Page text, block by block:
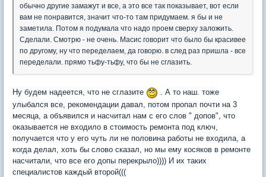
обычно другие замажут и все, а это все так показывает, вот если
вам не понравится, значит что-то там придумаем. я бы и не
заметила. Потом я подумала что надо проем сверху заложить.
Сделали. Смотрю - не очень. Масис говорит что было бы красивее
по другому, ну что переделаем, да говорю. в след раз пришла - все
переделали. прямо тьфу-тьфу, что бы не сглазить.
Ну будем надеется, что не сглазите
. А то наш. тоже
улыбался все, рекомендации давал, потом пропал почти на 3
месяца, а объявился и насчитал нам с его слов " допов", что
оказывается не входило в стоимость ремонта под ключ,
получается что у его чуть ли не половина работы не входила, а
когда делал, хоть бы слово сказал, но мы ему косяков в ремонте
насчитали, что все его допы перекрыло)))) И их таких
специалистов каждый второй(((